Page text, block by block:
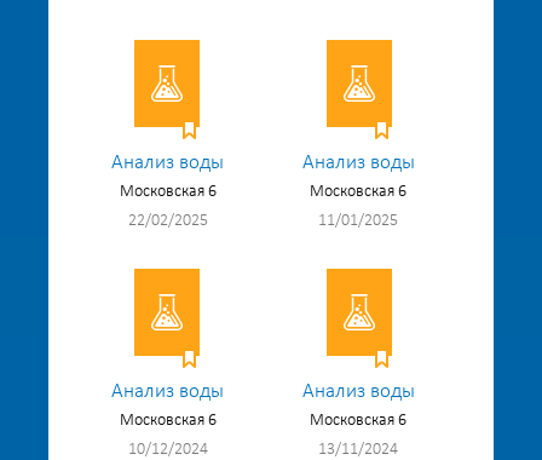
Анализ воды
Московская 6
22/02/2025
Анализ воды
Московская 6
11/01/2025
Анализ воды
Московская 6
10/12/2024
Анализ воды
Московская 6
13/11/2024